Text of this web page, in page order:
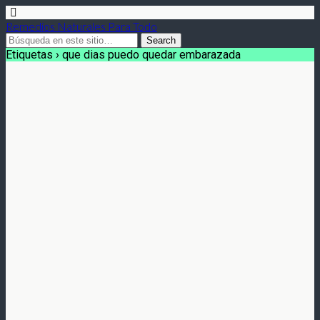
Remedios Naturales Para Todo
Etiquetas › que dias puedo quedar embarazada